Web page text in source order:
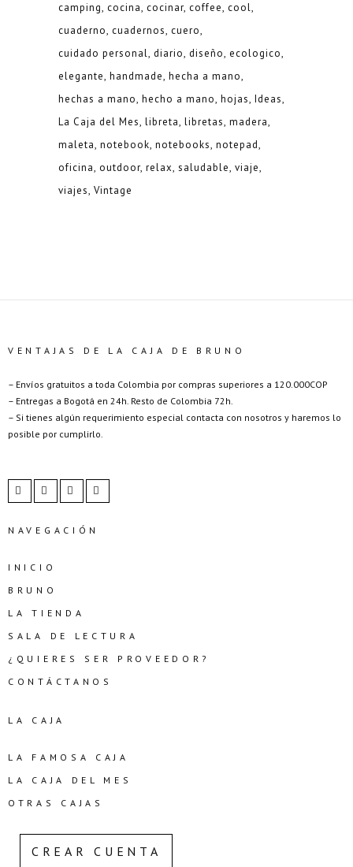
camping cocina cocinar coffee cool
cuaderno cuadernos cuero
cuidado personal diario diseño ecologico
elegante handmade hecha a mano
hechas a mano hecho a mano hojas Ideas
La Caja del Mes libreta libretas madera
maleta notebook notebooks notepad
oficina outdoor relax saludable viaje
viajes Vintage
VENTAJAS DE LA CAJA DE BRUNO
– Envíos gratuitos a toda Colombia por compras superiores a 120.000COP
– Entregas a Bogotá en 24h. Resto de Colombia 72h.
– Si tienes algún requerimiento especial contacta con nosotros y haremos lo
posible por cumplirlo.
NAVEGACIÓN
INICIO
BRUNO
LA TIENDA
SALA DE LECTURA
¿QUIERES SER PROVEEDOR?
CONTÁCTANOS
LA CAJA
LA FAMOSA CAJA
LA CAJA DEL MES
OTRAS CAJAS
CREAR CUENTA